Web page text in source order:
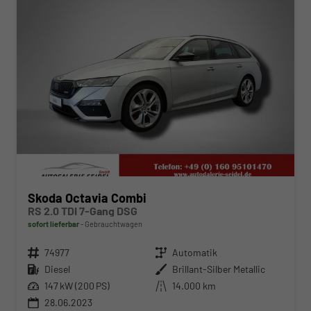
Skoda Octavia Combi
RS 2.0 TDI 7-Gang DSG
sofort lieferbar Gebrauchtwagen
Fahrzeugnr. 74977 Getriebe Automatik
Kraftstoff Diesel Außenfarbe Brillant-Silber Metallic
Leistung 147 kW (200 PS) Kilometerstand 14.000 km
28.06.2023